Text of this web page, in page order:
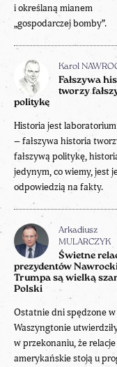
i określaną mianem
„gospodarczej bomby”.
Karol
Fałszywa
tworzy
politykę
Historia jest
– fałszywa historia
fałszywą politykę,
jedynym, co wiemy, jest
odpowiedzią na fakty.
Arkadiusz
MULARCZYK
Świetne
prezydentów
Trumpa są wielką
Polski
Ostatnie dni spędzone w
Waszyngtonie
w przekonaniu, że
amerykańskie stoją u